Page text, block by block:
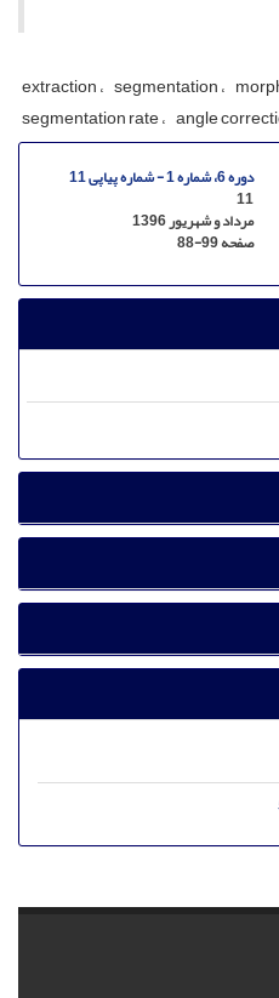
extraction segmentation
segmentation rate angle
دوره 6، شماره 1 - شماره پیاپی 11
11
مرداد و شهریور 1396
صفحه88-99